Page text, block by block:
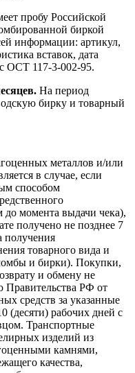
пробу Российской
биркой
информации: артикул,
вставок, дата
ОСТ 117-3-002-95.
На период
бирку и товарный
металлов и/или
в случае, если
способом
до момента выдачи чека),
получено не позднее 7
получения
товарного вида и
и бирки). Покупки,
и обмену не
Правительства РФ от
средств за указанные
(десяти) рабочих дней с
Транспортные
изделий из
камнями,
качества,